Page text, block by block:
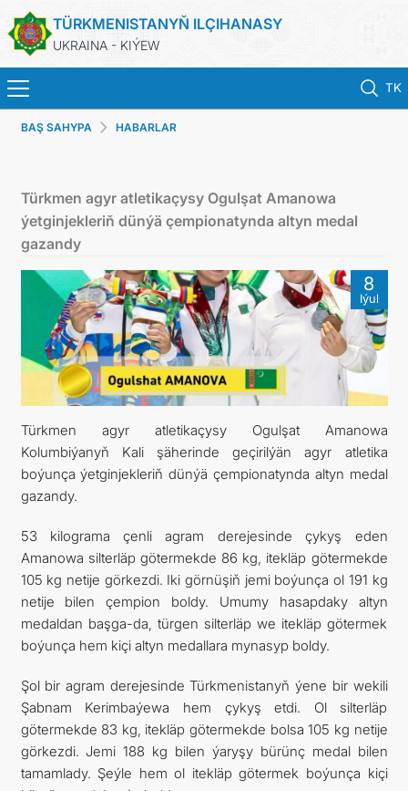
TÜRKMENISTANYŇ ILÇIHANASY
UKRAINA - KIÝEW
TK
BAŞ SAHYPA
TÜRKMENISTAN
KONSULLYK HYZMATLARY
DIM
ARAGATNAŞYK
BAŞ SAHYPA HABARLAR
Türkmen agyr atletikaçysy Ogulşat Amanowa
ýetginjekleriň dünýä çempionatynda altyn medal
gazandy
8
Iýul
Türkmen agyr atletikaçysy Ogulşat Amanowa
Kolumbiýanyň Kali şäherinde geçirilýän agyr atletika
boýunça ýetginjekleriň dünýä çempionatynda altyn medal
gazandy.
53 kilograma çenli agram derejesinde çykyş eden
Amanowa silterläp götermekde 86 kg, itekläp götermekde
105 kg netije görkezdi. Iki görnüşiň jemi boýunça ol 191 kg
netije bilen çempion boldy. Umumy hasapdaky altyn
medaldan başga-da, türgen silterläp we itekläp götermek
boýunça hem kiçi altyn medallara mynasyp boldy.
Şol bir agram derejesinde Türkmenistanyň ýene bir wekili
Şabnam Kerimbaýewa hem çykyş etdi. Ol silterläp
götermekde 83 kg, itekläp götermekde bolsa 105 kg netije
görkezdi. Jemi 188 kg bilen ýaryşy bürünç medal bilen
tamamlady. Şeýle hem ol itekläp götermek boýunça kiçi